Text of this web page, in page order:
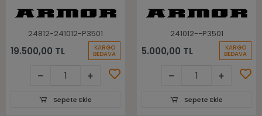
Lastiği
24812-241012-P3501
19.500,00 TL KARGO
BEDAVA
Sepete Ekle
241012--P3501
5.000,00 TL KARGO
BEDAVA
Sepete Ekle